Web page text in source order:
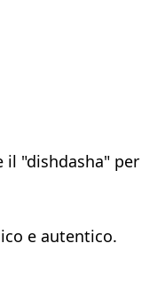
il "dishdasha" per
e autentico.